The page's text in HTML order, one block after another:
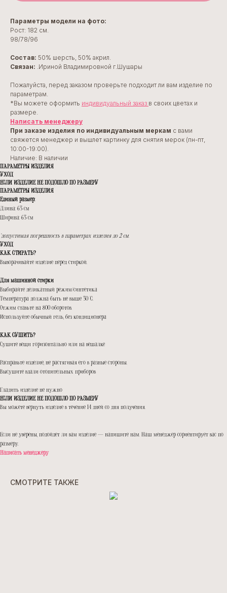
Параметры модели на фото:
Рост: 182 см.
98/78/96
Состав: 50% шерсть, 50% акрил.
Cвязан: .Ириной Владимировной г.Шушары
Пожалуйста, перед заказом проверьте подходит ли вам изделие по
параметрам.
*Вы можете оформить индивидуальный заказ в своих цветах и
размере.
Написать менеджеру
При заказе изделия по индивидуальным меркам с вами
свяжется менеджер и вышлет картинку для снятия мерок (пн-пт,
10:00-19:00).
Наличие: В наличии
ПАРАМЕТРЫ ИЗДЕЛИЯ
УХОД
ЕСЛИ ИЗДЕЛИЕ НЕ ПОДОШЛО ПО РАЗМЕРУ
ПАРАМЕТРЫ ИЗДЕЛИЯ
Единый размер:
Длина: 63 см
Ширина: 63 см
*допустимая погрешность в параметрах изделия до 2 см.
УХОД
КАК СТИРАТЬ?
Выворачивайте изделие перед стиркой.
Для машинной стирки
Выбирайте деликатный режим/синтетика
Температура должна быть не выше 30 °C.
Отжим ставьте на 800 оборотов.
Используйте обычный гель, без кондиционера
КАК СУШИТЬ?
Сушите вещи горизонтально или на вешалке
Расправьте изделие, не растягивая его в разные стороны.
Высушите вдали отопительных приборов
Гладить изделие не нужно
ЕСЛИ ИЗДЕЛИЕ НЕ ПОДОШЛО ПО РАЗМЕРУ
Вы можете вернуть изделие в течение 14 дней со дня получения.
Если не уверены, подойдет ли вам изделие — напишите нам. Наш менеджер сориентирует вас по
размеру.
Написать менеджеру
СМОТРИТЕ ТАКЖЕ